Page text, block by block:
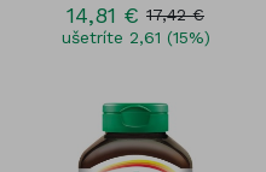
14,81 € 17,42 €
ušetríte 2,61 (15%)